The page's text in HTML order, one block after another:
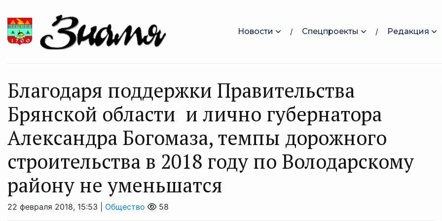
Новости Спецпроекты Редакция
Благодаря поддержки Правительства
Брянской области и лично губернатора
Александра Богомаза, темпы дорожного
строительства в 2018 году по Володарскому
району не уменьшатся
22 февраля 2018, 15:53 | Общество 58